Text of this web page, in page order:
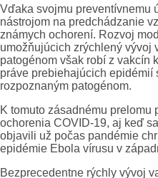
Vďaka svojmu preventívnemu
nástrojom na predchádzanie
známych ochorení. Rozvoj
umožňujúcich zrýchlený vývoj
patogénom však robí z vakcín
práve prebiehajúcich epidémií
rozpoznaným patogénom.
K tomuto zásadnému prelomu
ochorenia COVID-19, aj keď
objavili už počas pandémie
epidémie Ebola vírusu v
Bezprecedentne rýchly vývoj